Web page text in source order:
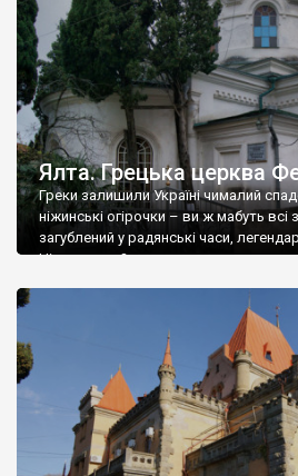
Ялта. Грецька церква
Греки залишили Україні чималий
ніжинські огірочки – ви ж мабуть всі
загублений у радянські часи,
Ніжин греки?